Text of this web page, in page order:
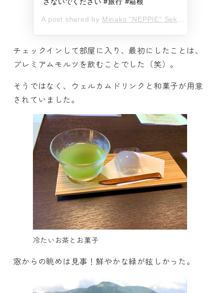
A post shared by Minako "NEPPIE" Seki
チェックインして部屋に入り、最初にしたことは、
プレミアムモルツを飲むことでした（笑）。
そうではなく、ウェルカムドリンクと和菓子が用意
されていました。
冷たいお茶とお菓子
窓からの眺めは見事！鮮やかな緑が眩しかった。